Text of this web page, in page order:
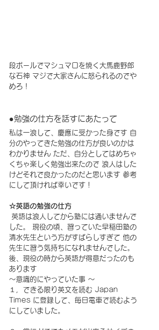
段ボールでマシュマロを焼く大馬鹿野郎
な石神 マジで大家さんに怒られるのでや
めろ！
●勉強の仕方を話すにあたって
私は一浪して、慶應に受かった身です 自
分のやってきた勉強の仕方が良いのかは
わかりません ただ、自分としてはめちゃ
くちゃ楽しく勉強出来たので 浪人はした
けどそれで良かったのだと思います 参考
にして頂ければ幸いです！
☆英語の勉強の仕方
した。 現役の頃、習っていた早稲田塾の
清水先生という方がすばらしすぎて 他の
先生に習う気持ちになれませんでした。
後、現役の時から英語が得意だったのも
あります
～意識的にやっていた事 ～
１，できる限り英文を読む Japan
Times に登録して、毎日電車で読むよう
にしていました。